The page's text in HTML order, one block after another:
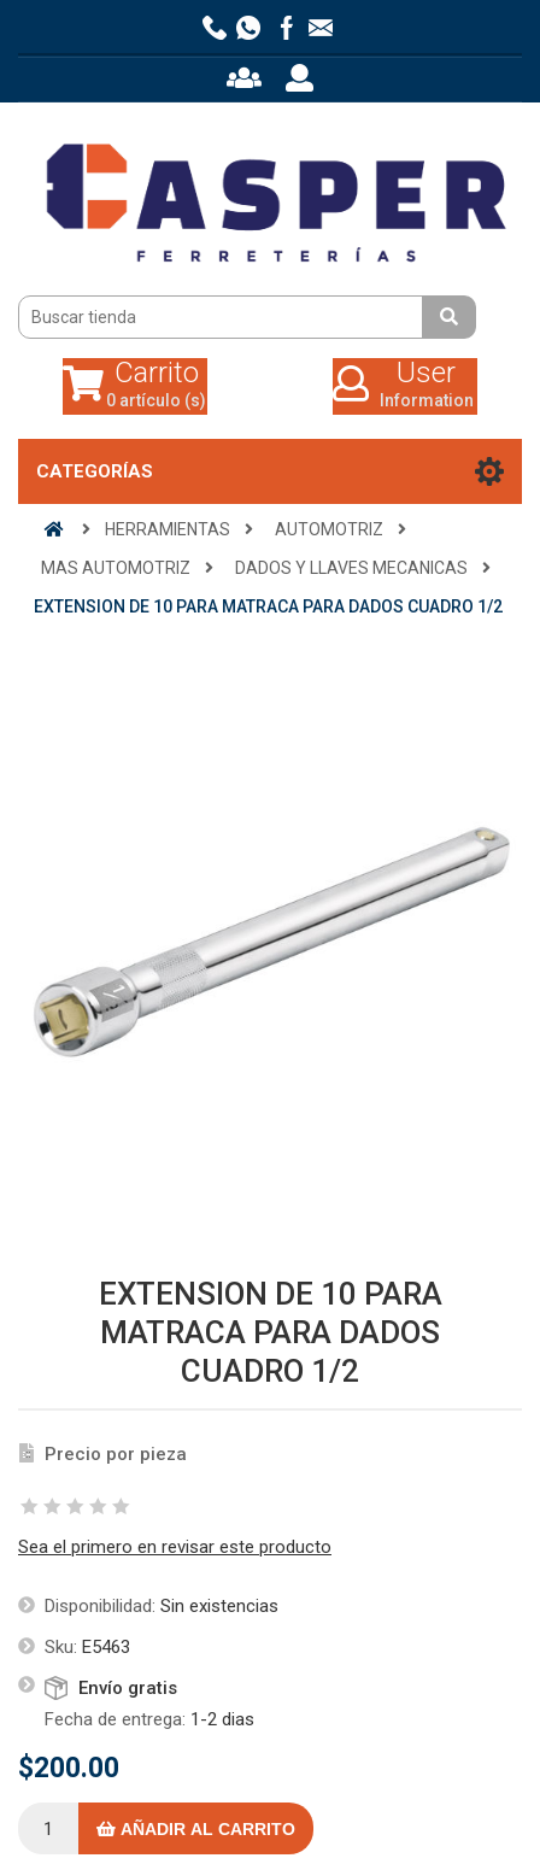
0 artículo (s)
Carrito
0 artículo (s)
User
Information
CATEGORÍAS
HERRAMIENTAS
AUTOMOTRIZ
MAS AUTOMOTRIZ
DADOS Y LLAVES MECANICAS
EXTENSION DE 10 PARA MATRACA PARA DADOS CUADRO 1/2
EXTENSION DE 10 PARA
MATRACA PARA DADOS
CUADRO 1/2
Precio por pieza
Sea el primero en revisar este producto
Disponibilidad: Sin existencias
Sku: E5463
Envío gratis
Fecha de entrega: 1-2 dias
$200.00
AÑADIR AL CARRITO